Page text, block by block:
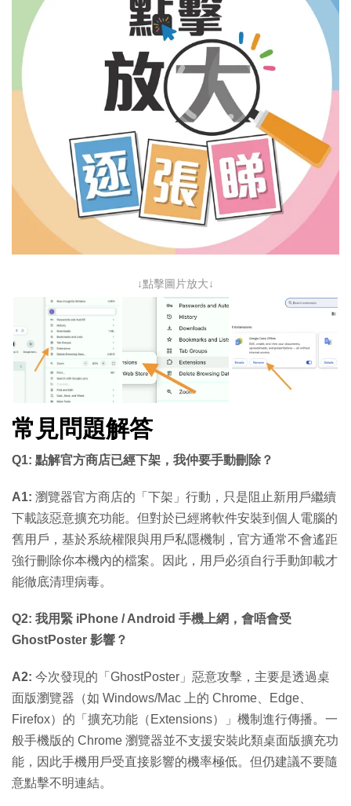
↓點擊圖片放大↓
常見問題解答
Q1: 點解官方商店已經下架，我仲要手動刪除？
A1: 瀏覽器官方商店的「下架」行動，只是阻止新用戶繼續
下載該惡意擴充功能。但對於已經將軟件安裝到個人電腦的
舊用戶，基於系統權限與用戶私隱機制，官方通常不會遙距
強行刪除你本機內的檔案。因此，用戶必須自行手動卸載才
能徹底清理病毒。
Q2: 我用緊 iPhone / Android 手機上網，會唔會受
GhostPoster 影響？
A2: 今次發現的「GhostPoster」惡意攻擊，主要是透過桌
面版瀏覽器（如 Windows/Mac 上的 Chrome、Edge、
Firefox）的「擴充功能（Extensions）」機制進行傳播。一
般手機版的 Chrome 瀏覽器並不支援安裝此類桌面版擴充功
能，因此手機用戶受直接影響的機率極低。但仍建議不要隨
意點擊不明連結。